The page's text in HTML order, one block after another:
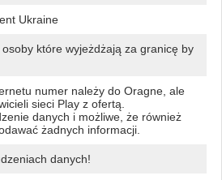
Ukraine
które wyjeżdżają za granicę by
numer należy do Oragne, ale
sieci Play z ofertą.
danych i możliwe, że również
żadnych informacji.
danych!